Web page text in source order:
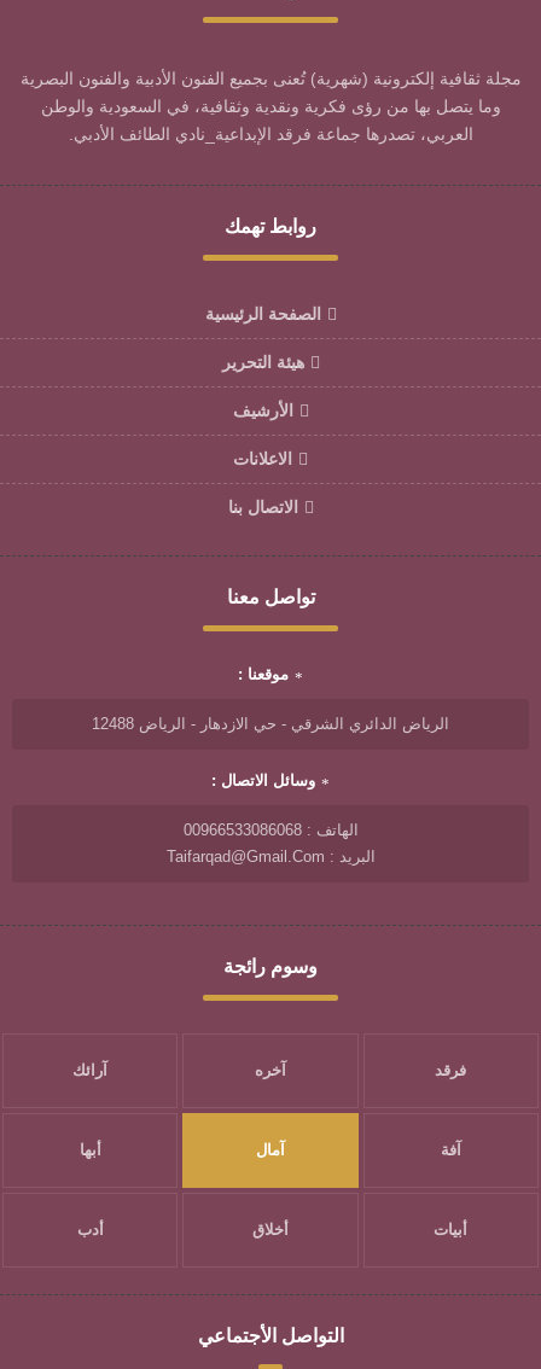
مجلة ثقافية إلكترونية (شهرية) تُعنى بجميع الفنون الأدبية والفنون البصرية
وما يتصل بها من رؤى فكرية ونقدية وثقافية، في السعودية والوطن
العربي، تصدرها جماعة فرقد الإبداعية_نادي الطائف الأدبي.
روابط تهمك
الصفحة الرئيسية
هيئة التحرير
الأرشيف
الاعلانات
الاتصال بنا
تواصل معنا
موقعنا :
الرياض الدائري الشرقي - حي الازدهار - الرياض 12488
وسائل الاتصال :
الهاتف : 00966533086068
البريد : Taifarqad@gmail.com
وسوم رائجة
فرقد آخره آرائك
آفة آمال أبها
أبيات أخلاق أدب
التواصل الأجتماعي